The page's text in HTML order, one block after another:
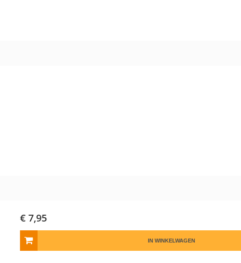
€ 7,95
IN WINKELWAGEN